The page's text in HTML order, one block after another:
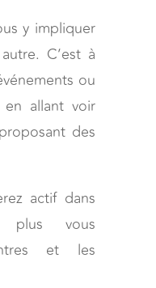
y impliquer
C’est à
ou
allant voir
des
actif dans
plus vous
et les